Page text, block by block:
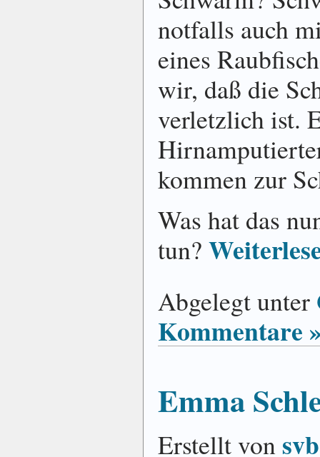
notfalls auch
eines
wir, daß die
verletzlich ist.
kommen zur
Was hat das
tun?
Abgelegt unter
Kommentare
Emma
Erstellt vonsvb